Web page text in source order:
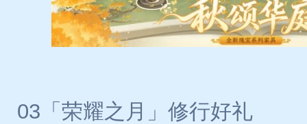
03「荣耀之月」修行好礼